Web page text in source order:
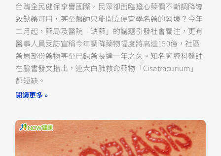
台灣全民健保享譽國際，民眾卻面臨擔心藥價不斷調降導
致缺藥可用，甚至醫師只能開立便宜學名藥的窘境？今年
二月起，藥局及醫院「缺藥」的議題引發社會關注，更有
醫事人員受訪宣稱今年調降藥物幅度將高達150億，社區
藥局部份藥物甚至已缺藥長達一年之久。知名胸腔科醫師
在臉書發文指出，連大白肺救命藥物「Cisatracurium」
都短缺。
閱讀更多 »